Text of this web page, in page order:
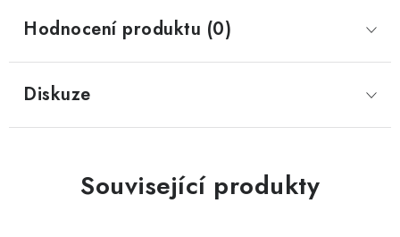
Hodnocení produktu (0)
Diskuze
Související produkty